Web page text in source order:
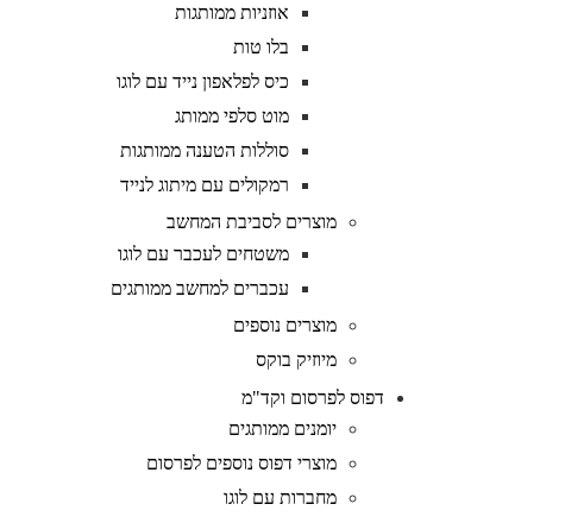
אוזניות ממותגות
בלו טות
כיס לפלאפון נייד עם לוגו
מוט סלפי ממותג
סוללות הטענה ממותגות
רמקולים עם מיתוג לנייד
מוצרים לסביבת המחשב
משטחים לעכבר עם לוגו
עכברים למחשב ממותגים
מוצרים נוספים
מיוזיק בוקס
דפוס לפרסום וקד"מ
יומנים ממותגים
מוצרי דפוס נוספים לפרסום
מחברות עם לוגו